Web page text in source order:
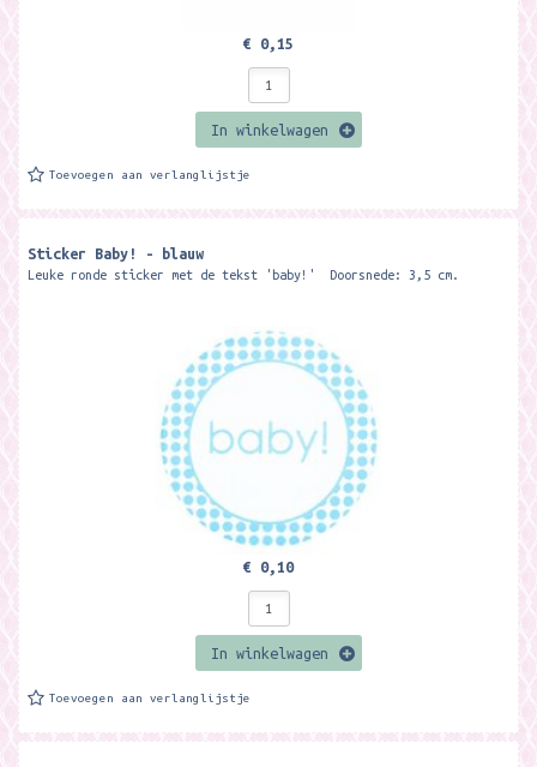
€ 0,15
In winkelwagen
Toevoegen aan verlanglijstje
Sticker Baby! - blauw
Leuke ronde sticker met de tekst 'baby!' Doorsnede: 3,5 cm.
€ 0,10
In winkelwagen
Toevoegen aan verlanglijstje